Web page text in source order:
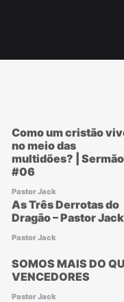
Como um cristão
no meio das
multidões? | Sermão
#06
Pastor Jack
As Três Derrotas do
Dragão – Pastor Jack
Pastor Jack
SOMOS MAIS DO
VENCEDORES
Pastor Jack